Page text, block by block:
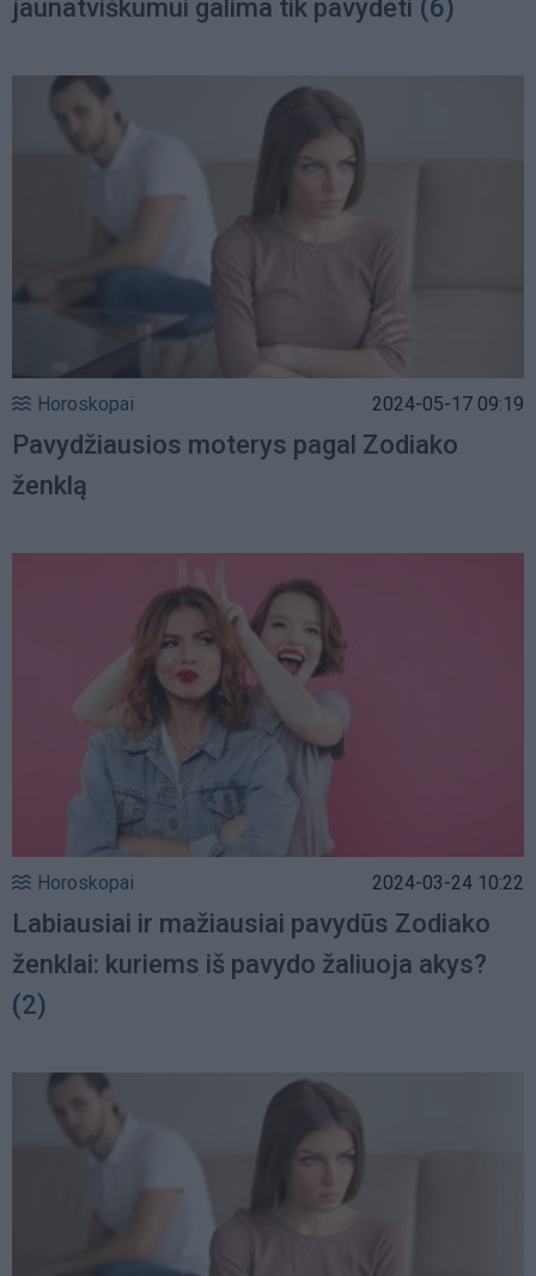
jaunatviškumui galima tik pavydėti (6)
Horoskopai 2024-05-17 09:19
Pavydžiausios moterys pagal Zodiako
ženklą
Horoskopai 2024-03-24 10:22
Labiausiai ir mažiausiai pavydūs Zodiako
ženklai: kuriems iš pavydo žaliuoja akys?
(2)